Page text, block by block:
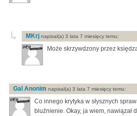
MKrj napisal(a) 3 lata 7 miesięcy temu:
Może skrzywdzony przez
Gal Anonim napisal(a) 3 lata 7 miesięcy temu:
Co innego krytyka w słysznych
bluźnienie. Okay, ja wiem, nawiązał